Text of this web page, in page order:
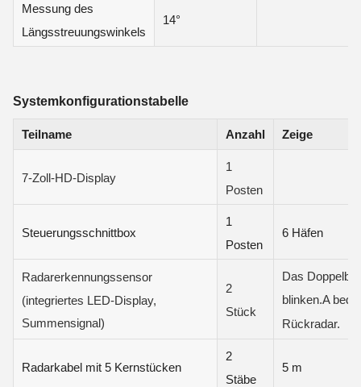
Messung des
Längsstreuungswinkels
14°
Systemkonfigurationstabelle
Teilname Anzahl Zeige
7-Zoll-HD-Display
1
Posten
Steuerungsschnittbox
1
Posten
6 Häfen
Radarerkennungssensor
(integriertes LED-Display,
Summensignal)
2
Stück
Das
blinken.A
Rückradar.
Radarkabel mit 5 Kernstücken
2
Stäbe
5 m